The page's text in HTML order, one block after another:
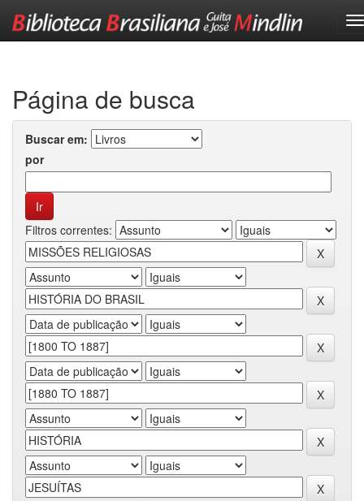
Página de busca
Buscar em:
por
Filtros correntes: